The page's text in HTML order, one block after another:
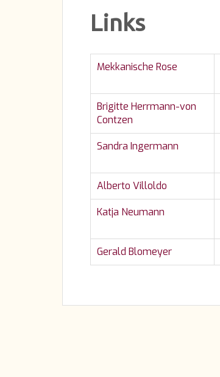
Links
Mekkanische Rose
Brigitte Herrmann-von
Contzen
Sandra Ingermann
Alberto Villoldo
Katja Neumann
Gerald Blomeyer